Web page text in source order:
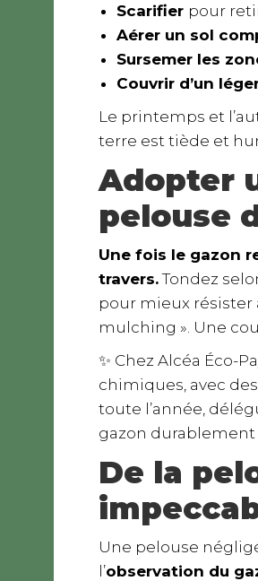
Scarifier pour
Aérer un sol
Sursemer les
Couvrir d’un
Le printemps et
terre est tiède et
Adopter
pelouse
Une fois le gazon
travers.Tondez
pour mieux résister
mulching ». Une
✨ Chez Alcéa Éco-
chimiques, avec
toute l’année,
gazon durablement
De la
Une pelouse
l’observation du